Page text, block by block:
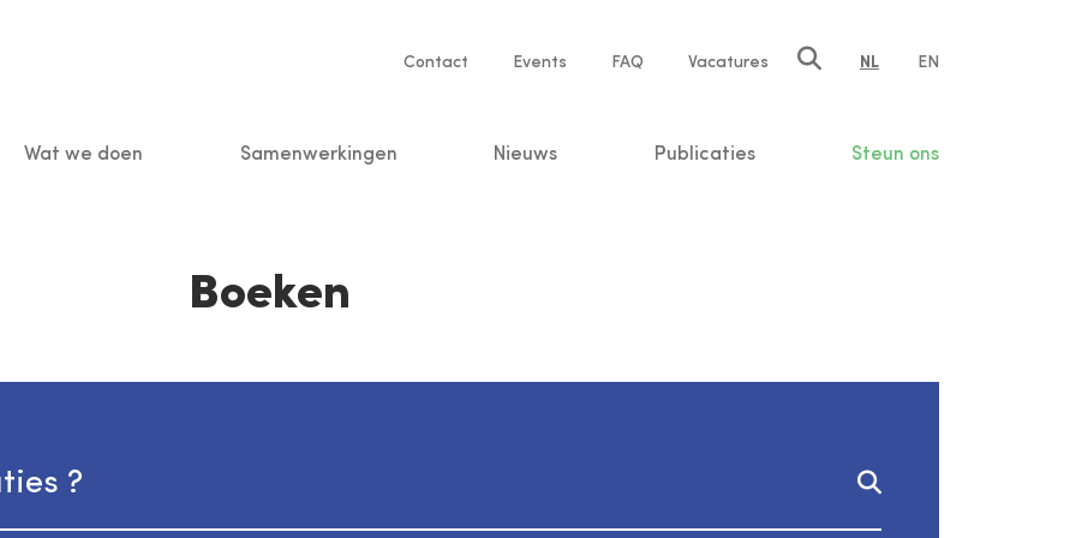
Service
Contact Events FAQ Vacatures NL EN
Wat we doen Samenwerkingen Nieuws Publicaties Steun ons
Boeken